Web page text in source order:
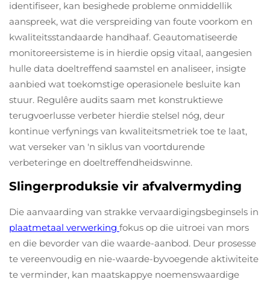
identifiseer, kan besighede probleme onmiddellik
aanspreek, wat die verspreiding van foute voorkom en
kwaliteitsstandaarde handhaaf. Geautomatiseerde
monitoreersisteme is in hierdie opsig vitaal, aangesien
hulle data doeltreffend saamstel en analiseer, insigte
aanbied wat toekomstige operasionele besluite kan
stuur. Regulêre audits saam met konstruktiewe
terugvoerlusse verbeter hierdie stelsel nóg, deur
kontinue verfynings van kwaliteitsmetriek toe te laat,
wat verseker van 'n siklus van voortdurende
verbeteringe en doeltreffendheidswinne.
Slingerproduksie vir afvalvermyding
Die aanvaarding van strakke vervaardigingsbeginsels in
plaatmetaal verwerking fokus op die uitroei van mors
en die bevorder van die waarde-aanbod. Deur prosesse
te vereenvoudig en nie-waarde-byvoegende aktiwiteite
te verminder, kan maatskappye noemenswaardige